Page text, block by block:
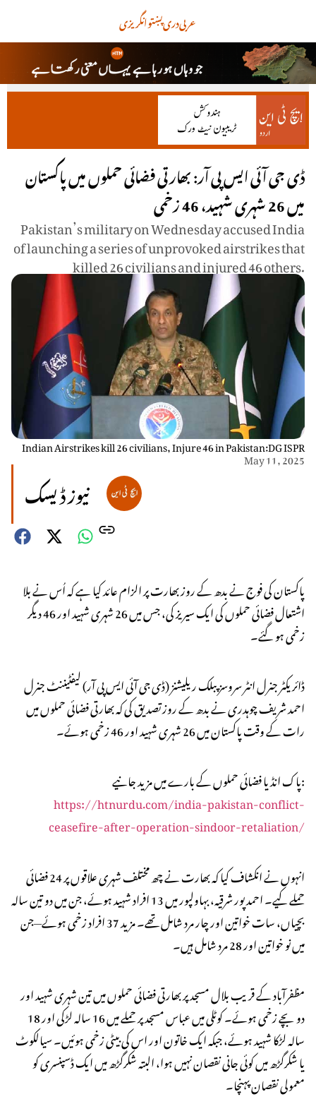
انگریزیپښتودریعربی
ڈی جی آئی ایس پی آر: بھارتی فضائی حملوں میں پاکستان
میں 26 شہری شہید، 46 زخمی
Pakistan’s military on Wednesday accused India
of launching a series of unprovoked airstrikes that
killed 26 civilians and injured 46 others.
Indian Airstrikes kill 26 civilians, Injure 46 in Pakistan:DG ISPR
May 11, 2025
نیوز ڈیسک
پاکستان کی فوج نے بدھ کے روز بھارت پر الزام عائد کیا ہے کہ اُس نے بلا
اشتعال فضائی حملوں کی ایک سیریز کی، جس میں 26 شہری شہید اور 46 دیگر
زخمی ہو گئے۔
ڈائریکٹر جنرل انٹر سروسز پبلک ریلیشنز (ڈی جی آئی ایس پی آر) لیفٹیننٹ جنرل
احمد شریف چوہدری نے بدھ کے روز تصدیق کی کہ بھارتی فضائی حملوں میں
رات کے وقت پاکستان میں 26 شہری شہید اور 46 زخمی ہوئے۔
پاک انڈیا فضائی حملوں کے بارے میں مزید جانیے:
https://htnurdu.com/india-pakistan-conflict-
ceasefire-after-operation-sindoor-retaliation/
انہوں نے انکشاف کیا کہ بھارت نے چھ مختلف شہری علاقوں پر 24 فضائی
حملے کیے۔ احمدپور شرقیہ، بہاولپور میں 13 افراد شہید ہوئے، جن میں دو تین سالہ
بچیاں، سات خواتین اور چار مرد شامل تھے۔ مزید 37 افراد زخمی ہوئے—جن
میں نو خواتین اور 28 مرد شامل ہیں۔
مظفرآباد کے قریب بلال مسجد پر بھارتی فضائی حملوں میں تین شہری شہید اور
دو بچے زخمی ہوئے۔ کوٹلی میں عباس مسجد پر حملے میں 16 سالہ لڑکی اور 18
سالہ لڑکا شہید ہوئے، جبکہ ایک خاتون اور اس کی بیٹی زخمی ہوئیں۔ سیالکوٹ
یا شکرگڑھ میں کوئی جانی نقصان نہیں ہوا، البتہ شکرگڑھ میں ایک ڈسپنسری کو
معمولی نقصان پہنچا۔